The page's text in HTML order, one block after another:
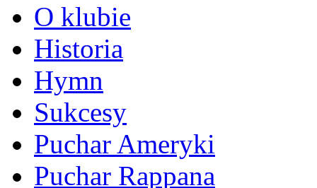
O klubie
Historia
Hymn
Sukcesy
Puchar Ameryki
Puchar Rappana